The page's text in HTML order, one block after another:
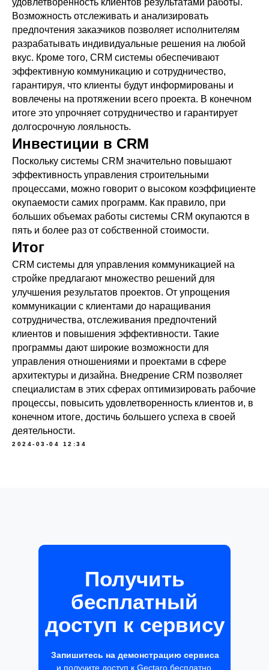
удовлетворенность клиентов результатами работы.
Возможность отслеживать и анализировать
предпочтения заказчиков позволяет исполнителям
разрабатывать индивидуальные решения на любой
вкус. Кроме того, CRM системы обеспечивают
эффективную коммуникацию и сотрудничество,
гарантируя, что клиенты будут информированы и
вовлечены на протяжении всего проекта. В конечном
итоге это упрочняет сотрудничество и гарантирует
долгосрочную лояльность.
Инвестиции в CRM
Поскольку системы CRM значительно повышают
эффективность управления строительными
процессами, можно говорит о высоком коэффициенте
окупаемости самих программ. Как правило, при
больших объемах работы системы CRM окупаются в
пять и более раз от собственной стоимости.
Итог
CRM системы для управления коммуникацией на
стройке предлагают множество решений для
улучшения результатов проектов. От упрощения
коммуникации с клиентами до наращивания
сотрудничества, отслеживания предпочтений
клиентов и повышения эффективности. Такие
программы дают широкие возможности для
управления отношениями и проектами в сфере
архитектуры и дизайна. Внедрение CRM позволяет
специалистам в этих сферах оптимизировать рабочие
процессы, повысить удовлетворенность клиентов и, в
конечном итоге, достичь большего успеха в своей
деятельности.
2024-03-04 12:34
Получить
бесплатный
доступ к сервису
Запишитесь на демонстрацию сервиса
и получите доступ к Gectaro бесплатно.